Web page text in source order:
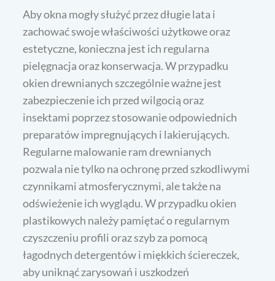
Aby okna mogły służyć przez długie lata i
zachować swoje właściwości użytkowe oraz
estetyczne, konieczna jest ich regularna
pielęgnacja oraz konserwacja. W przypadku
okien drewnianych szczególnie ważne jest
zabezpieczenie ich przed wilgocią oraz
insektami poprzez stosowanie odpowiednich
preparatów impregnujących i lakierujących.
Regularne malowanie ram drewnianych
pozwala nie tylko na ochronę przed szkodliwymi
czynnikami atmosferycznymi, ale także na
odświeżenie ich wyglądu. W przypadku okien
plastikowych należy pamiętać o regularnym
czyszczeniu profili oraz szyb za pomocą
łagodnych detergentów i miękkich ściereczek,
aby uniknąć zarysowań i uszkodzeń